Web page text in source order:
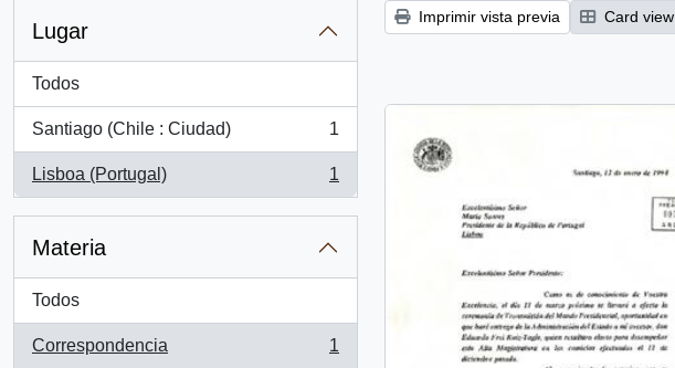
Lugar
Todos
Santiago (Chile : Ciudad)
, 1 resultados
1
Lisboa (Portugal)
, 1 resultados
1
Materia
Todos
Correspondencia
, 1 resultados
1
Imprimir vista previa Card view